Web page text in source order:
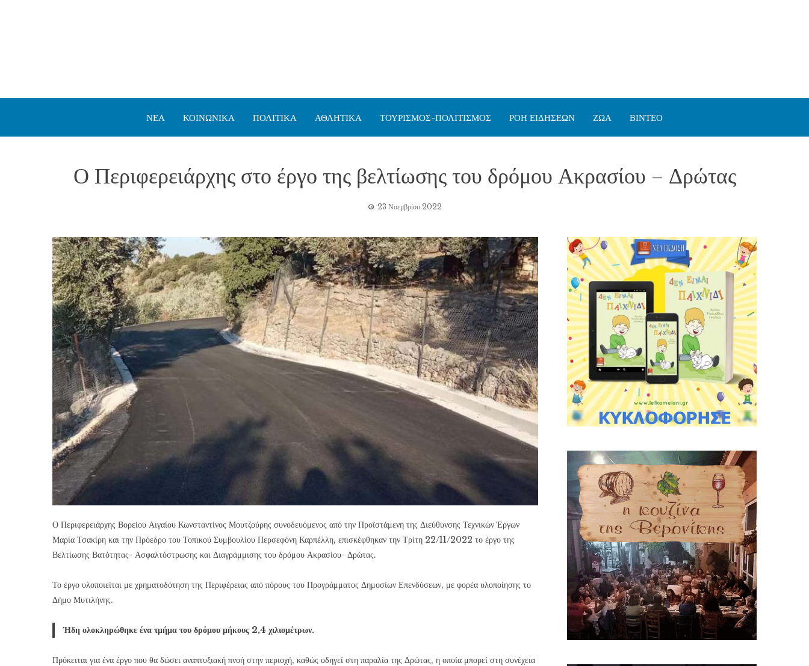
ΝΕΑ ΚΟΙΝΩΝΙΚΑ ΠΟΛΙΤΙΚΑ ΑΘΛΗΤΙΚΑ ΤΟΥΡΙΣΜΟΣ-ΠΟΛΙΤΙΣΜΟΣ ΡΟΗ ΕΙΔΗΣΕΩΝ ΖΩΑ ΒΙΝΤΕΟ
Ο Περιφερειάρχης στο έργο της βελτίωσης του δρόμου Ακρασίου – Δρώτας
23 Νοεμβρίου 2022
Ο Περιφερειάρχης Βορείου Αιγαίου Κωνσταντίνος Μουτζούρης συνοδευόμενος από την Προϊστάμενη της Διεύθυνσης Τεχνικών Έργων
Μαρία Τσακίρη και την Πρόεδρο του Τοπικού Συμβουλίου Περσεφόνη Καρπέλλη, επισκέφθηκαν την Τρίτη 22/11/2022 το έργο της
Βελτίωσης Βατότητας- Ασφαλτόστρωσης και Διαγράμμισης του δρόμου Ακρασίου- Δρώτας.
Το έργο υλοποιείται με χρηματοδότηση της Περιφέρειας από πόρους του Προγράμματος Δημοσίων Επενδύσεων, με φορέα υλοποίησης το
Δήμο Μυτιλήνης.
Ήδη ολοκληρώθηκε ένα τμήμα του δρόμου μήκους 2,4 χιλιομέτρων.
Πρόκειται για ένα έργο που θα δώσει αναπτυξιακή πνοή στην περιοχή, καθώς οδηγεί στη παραλία της Δρώτας, η οποία μπορεί στη συνέχεια